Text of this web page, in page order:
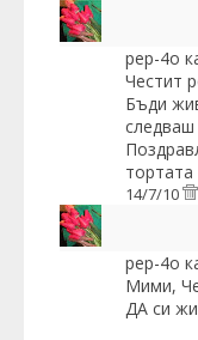
pep-4o
Честит
Бъди
следваш
14/7/10
pep-4o
Мими,
ДА си